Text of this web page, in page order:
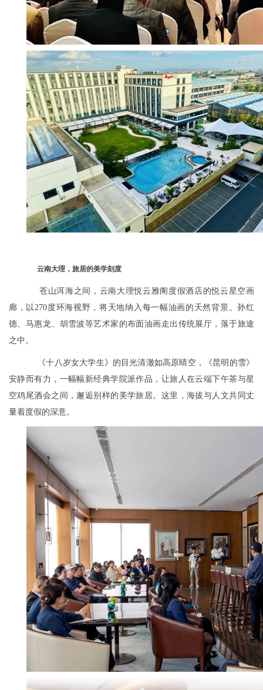
云南大理，旅居的美学刻度
苍山洱海之间，云南大理悦云雅阁度假酒店的悦云星空画
廊，以270度环海视野，将天地纳入每一幅油画的天然背景。孙红
德、马惠龙、胡雪波等艺术家的布面油画走出传统展厅，落于旅途
之中。
《十八岁女大学生》的目光清澈如高原晴空，《昆明的雪》
安静而有力，一幅幅新经典学院派作品，让旅人在云端下午茶与星
空鸡尾酒会之间，邂逅别样的美学旅居。这里，海拔与人文共同丈
量着度假的深意。